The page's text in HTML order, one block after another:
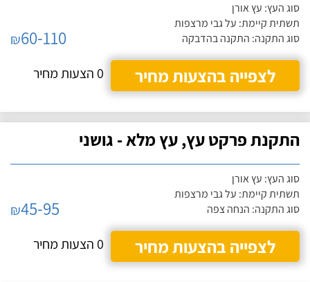
סוג העץ: עץ אורן
תשתית קיימת: על גבי מרצפות
סוג התקנה: התקנה בהדבקה
₪60-110
לצפייה בהצעות מחיר
0 הצעות מחיר
התקנת פרקט עץ, עץ מלא - גושני
סוג העץ: עץ אורן
תשתית קיימת: על גבי מרצפות
סוג התקנה: הנחה צפה
₪45-95
לצפייה בהצעות מחיר
0 הצעות מחיר